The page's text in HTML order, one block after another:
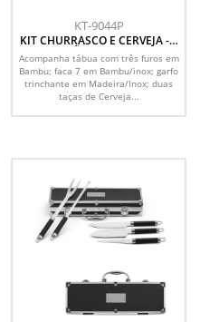
KT-9044P
KIT CHURRASCO E CERVEJA - 5
PÇS - NÃO ACOMPANHA
GARRAFA
Acompanha tábua com três furos em
Bambu; faca 7 em Bambu/inox; garfo
trinchante em Madeira/Inox; duas
taças de Cerveja...